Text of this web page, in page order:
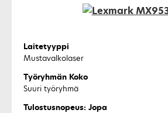
Laitetyyppi
Mustavalkolaser
Työryhmän Koko
Suuri työryhmä
Tulostusnopeus: Jopa